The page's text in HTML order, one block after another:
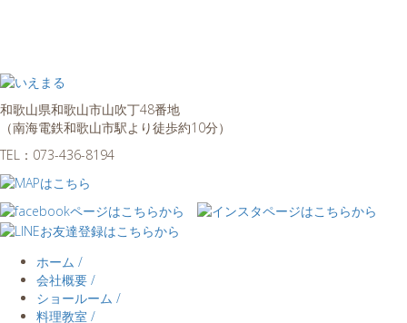
和歌山県和歌山市山吹丁48番地
（南海電鉄和歌山市駅より徒歩約10分）
TEL： 073-436-8194
ホーム /
会社概要 /
ショールーム /
料理教室 /